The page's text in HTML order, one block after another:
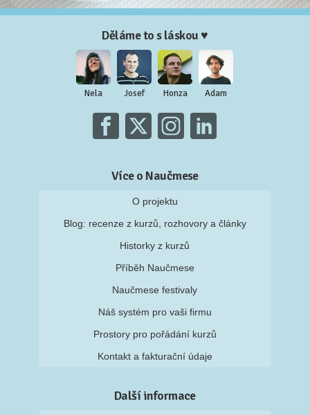
Děláme to s láskou ♥
Nela Josef Honza Adam
Více o Naučmese
O projektu
Blog: recenze z kurzů, rozhovory a články
Historky z kurzů
Příběh Naučmese
Naučmese festivaly
Náš systém pro vaši firmu
Prostory pro pořádání kurzů
Kontakt a fakturační údaje
Další informace